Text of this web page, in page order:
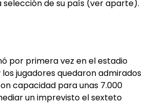
selección de su país (ver aparte).
por primera vez en el estadio
los jugadores quedaron admirados
capacidad para unas 7.000
un imprevisto el sexteto